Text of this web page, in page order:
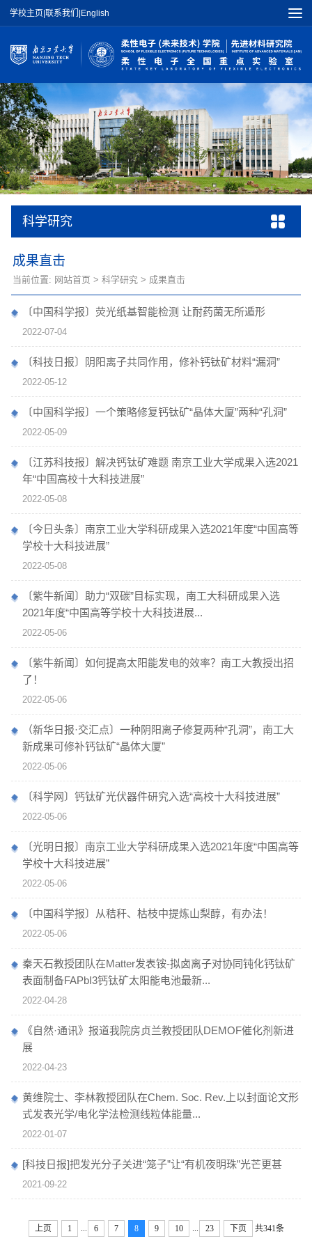
学校主页|联系我们 |English
科学研究
成果直击
当前位置: 网站首页 > 科学研究 > 成果直击
〔中国科学报〕荧光纸基智能检测 让耐药菌无所遁形
2022-07-04
〔科技日报〕阴阳离子共同作用，修补钙钛矿材料“漏洞”
2022-05-12
〔中国科学报〕一个策略修复钙钛矿“晶体大厦”两种“孔洞”
2022-05-09
〔江苏科技报〕解决钙钛矿难题 南京工业大学成果入选2021
年“中国高校十大科技进展”
2022-05-08
〔今日头条〕南京工业大学科研成果入选2021年度“中国高等
学校十大科技进展”
2022-05-08
〔紫牛新闻〕助力“双碳”目标实现，南工大科研成果入选
2021年度“中国高等学校十大科技进展...
2022-05-06
〔紫牛新闻〕如何提高太阳能发电的效率？南工大教授出招
了！
2022-05-06
（新华日报·交汇点〕一种阴阳离子修复两种“孔洞”，南工大
新成果可修补钙钛矿“晶体大厦”
2022-05-06
〔科学网〕钙钛矿光伏器件研究入选“高校十大科技进展”
2022-05-06
〔光明日报〕南京工业大学科研成果入选2021年度“中国高等
学校十大科技进展”
2022-05-06
〔中国科学报〕从秸秆、枯枝中提炼山梨醇，有办法！
2022-05-06
秦天石教授团队在Matter发表铵-拟卤离子对协同钝化钙钛矿
表面制备FAPbI3钙钛矿太阳能电池最新...
2022-04-28
《自然·通讯》报道我院房贞兰教授团队DEMOF催化剂新进
展
2022-04-23
黄维院士、李林教授团队在Chem. Soc. Rev.上以封面论文形
式发表光学/电化学法检测线粒体能量...
2022-01-07
[科技日报]把发光分子关进“笼子”让“有机夜明珠”光芒更甚
2021-09-22
上页 1 6 7 8 9 10 23 下页 共341条